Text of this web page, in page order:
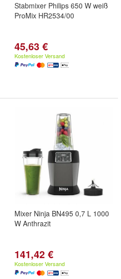
Stabmixer Philips 650 W weiß
ProMix HR2534/00
45,63 €
Kostenloser Versand
Mixer Ninja BN495 0,7 L 1000
W Anthrazit
141,42 €
Kostenloser Versand